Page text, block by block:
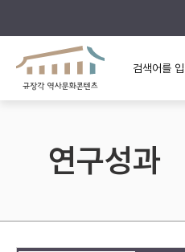
규장각의 어제와 오늘
규장각 소개영상
연구성과